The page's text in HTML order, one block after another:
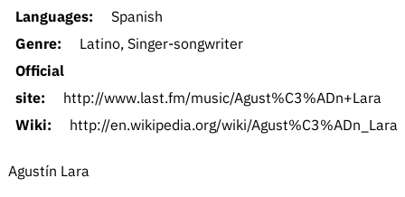
Languages:
Spanish
Genre:
Latino, Singer-songwriter
Official
site:
http://www.last.fm/music/Agust%C3%ADn+Lara
Wiki:
http://en.wikipedia.org/wiki/Agust%C3%ADn_Lara
Agustín Lara